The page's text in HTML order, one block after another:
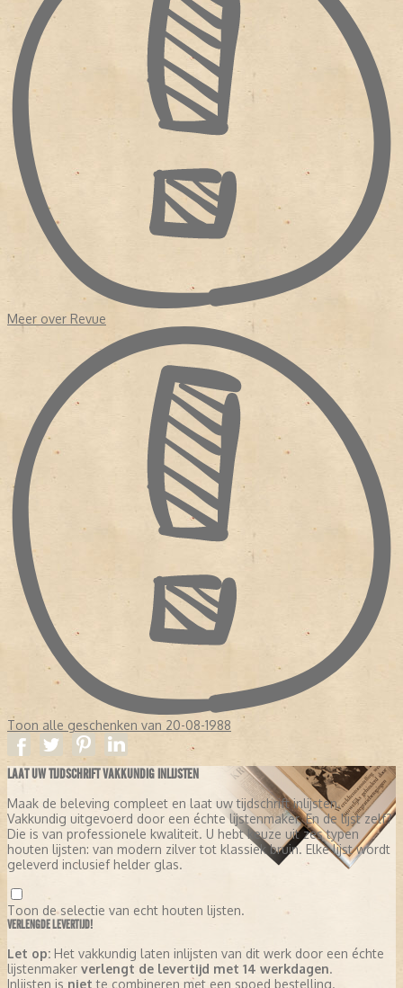
Meer over Revue
Toon alle geschenken van 20-08-1988
LAAT UW TIJDSCHRIFT VAKKUNDIG INLIJSTEN
Maak de beleving compleet en laat uw tijdschrift inlijsten.
Vakkundig uitgevoerd door een échte lijstenmaker. En de lijst zelf?
Die is van professionele kwaliteit. U hebt keuze uit zes typen
houten lijsten: van modern zilver tot klassiek bruin. Elke lijst wordt
geleverd inclusief helder glas.
Toon de selectie van echt houten lijsten.
VERLENGDE LEVERTIJD!
Let op: Het vakkundig laten inlijsten van dit werk door een échte
lijstenmaker verlengt de levertijd met 14 werkdagen.
Inlijsten is niet te combineren met een spoed bestelling.